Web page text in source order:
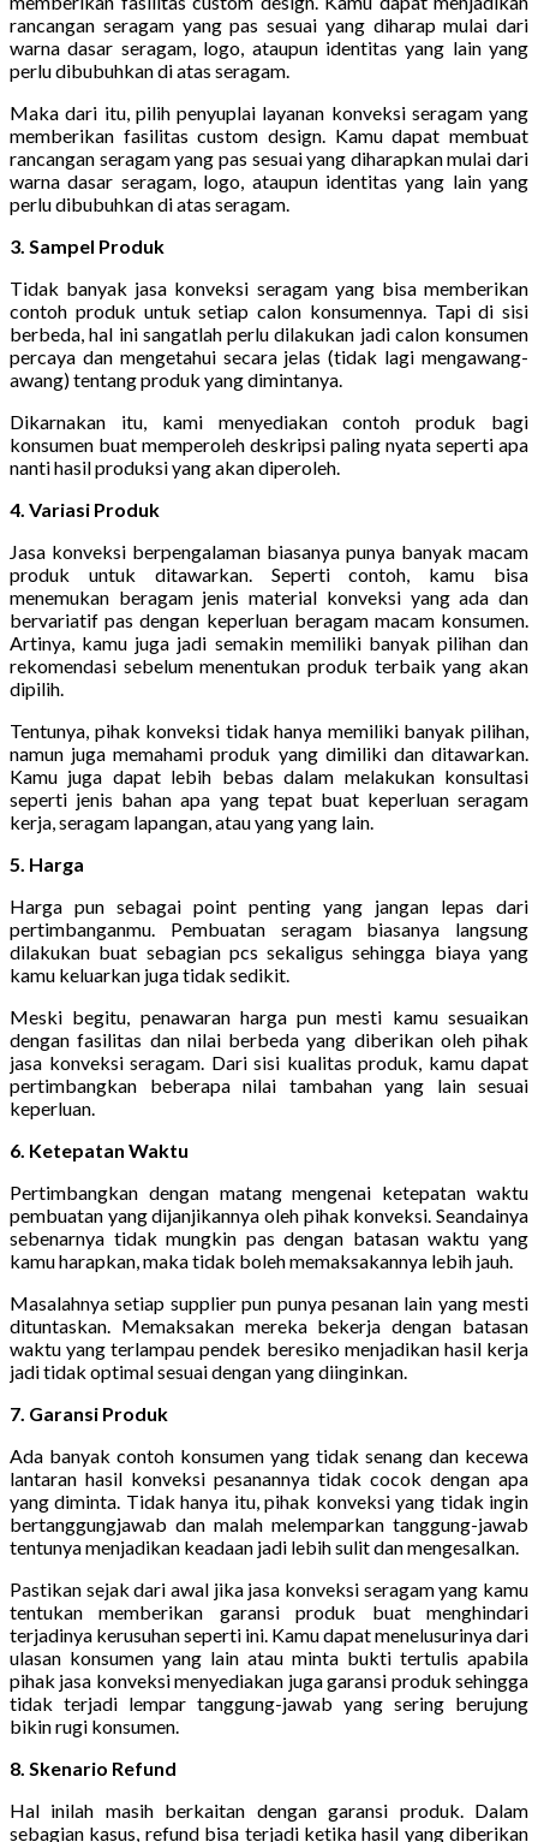
rancangan seragam yang pas sesuai yang diharap mulai dari
warna dasar seragam, logo, ataupun identitas yang lain yang
perlu dibubuhkan di atas seragam.
Maka dari itu, pilih penyuplai layanan konveksi seragam yang
memberikan fasilitas custom design. Kamu dapat membuat
rancangan seragam yang pas sesuai yang diharapkan mulai dari
warna dasar seragam, logo, ataupun identitas yang lain yang
perlu dibubuhkan di atas seragam.
3. Sampel Produk
Tidak banyak jasa konveksi seragam yang bisa memberikan
contoh produk untuk setiap calon konsumennya. Tapi di sisi
berbeda, hal ini sangatlah perlu dilakukan jadi calon konsumen
percaya dan mengetahui secara jelas (tidak lagi mengawang-
awang) tentang produk yang dimintanya.
Dikarnakan itu, kami menyediakan contoh produk bagi
konsumen buat memperoleh deskripsi paling nyata seperti apa
nanti hasil produksi yang akan diperoleh.
4. Variasi Produk
Jasa konveksi berpengalaman biasanya punya banyak macam
produk untuk ditawarkan. Seperti contoh, kamu bisa
menemukan beragam jenis material konveksi yang ada dan
bervariatif pas dengan keperluan beragam macam konsumen.
Artinya, kamu juga jadi semakin memiliki banyak pilihan dan
rekomendasi sebelum menentukan produk terbaik yang akan
dipilih.
Tentunya, pihak konveksi tidak hanya memiliki banyak pilihan,
namun juga memahami produk yang dimiliki dan ditawarkan.
Kamu juga dapat lebih bebas dalam melakukan konsultasi
seperti jenis bahan apa yang tepat buat keperluan seragam
kerja, seragam lapangan, atau yang yang lain.
5. Harga
Harga pun sebagai point penting yang jangan lepas dari
pertimbanganmu. Pembuatan seragam biasanya langsung
dilakukan buat sebagian pcs sekaligus sehingga biaya yang
kamu keluarkan juga tidak sedikit.
Meski begitu, penawaran harga pun mesti kamu sesuaikan
dengan fasilitas dan nilai berbeda yang diberikan oleh pihak
jasa konveksi seragam. Dari sisi kualitas produk, kamu dapat
pertimbangkan beberapa nilai tambahan yang lain sesuai
keperluan.
6. Ketepatan Waktu
Pertimbangkan dengan matang mengenai ketepatan waktu
pembuatan yang dijanjikannya oleh pihak konveksi. Seandainya
sebenarnya tidak mungkin pas dengan batasan waktu yang
kamu harapkan, maka tidak boleh memaksakannya lebih jauh.
Masalahnya setiap supplier pun punya pesanan lain yang mesti
dituntaskan. Memaksakan mereka bekerja dengan batasan
waktu yang terlampau pendek beresiko menjadikan hasil kerja
jadi tidak optimal sesuai dengan yang diinginkan.
7. Garansi Produk
Ada banyak contoh konsumen yang tidak senang dan kecewa
lantaran hasil konveksi pesanannya tidak cocok dengan apa
yang diminta. Tidak hanya itu, pihak konveksi yang tidak ingin
bertanggungjawab dan malah melemparkan tanggung-jawab
tentunya menjadikan keadaan jadi lebih sulit dan mengesalkan.
Pastikan sejak dari awal jika jasa konveksi seragam yang kamu
tentukan memberikan garansi produk buat menghindari
terjadinya kerusuhan seperti ini. Kamu dapat menelusurinya dari
ulasan konsumen yang lain atau minta bukti tertulis apabila
pihak jasa konveksi menyediakan juga garansi produk sehingga
tidak terjadi lempar tanggung-jawab yang sering berujung
bikin rugi konsumen.
8. Skenario Refund
Hal inilah masih berkaitan dengan garansi produk. Dalam
sebagian kasus, refund bisa terjadi ketika hasil yang diberikan